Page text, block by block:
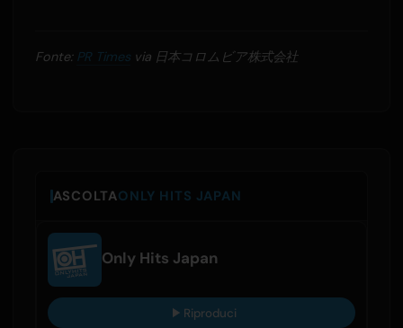
Fonte: PR Timesvia 日本コロムビア株式会社
ASCOLTAONLY HITS JAPAN
Only Hits Japan
Riproduci